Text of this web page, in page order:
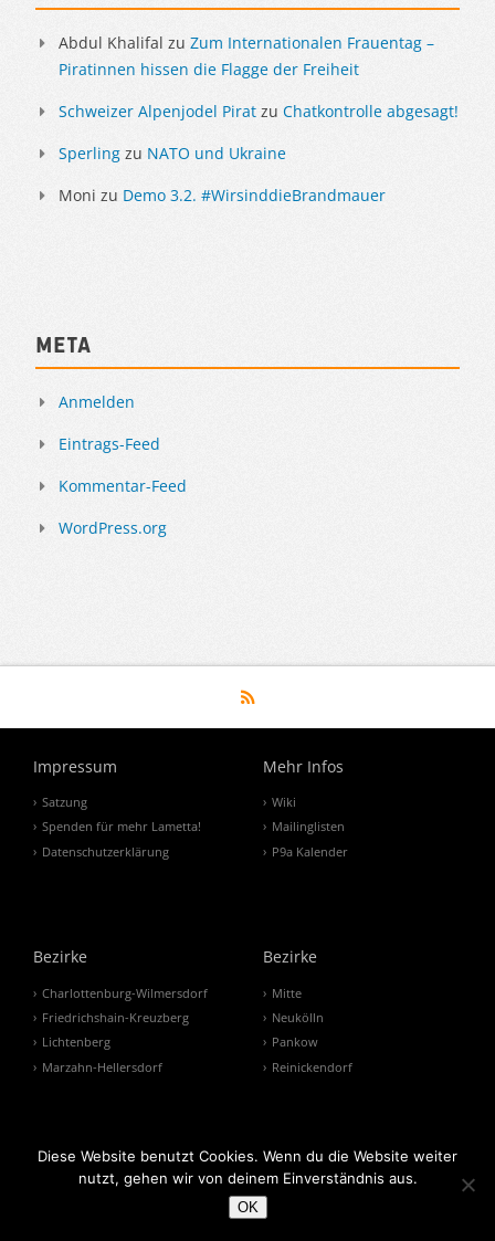
Abdul Khalifal zu Zum Internationalen Frauentag –
Piratinnen hissen die Flagge der Freiheit
Schweizer Alpenjodel Pirat zu Chatkontrolle abgesagt!
Sperling zu NATO und Ukraine
Moni zu Demo 3.2. #WirsinddieBrandmauer
Meta
Anmelden
Eintrags-Feed
Kommentar-Feed
WordPress.org
Impressum
Satzung
Spenden für mehr Lametta!
Datenschutzerklärung
Mehr Infos
Wiki
Mailinglisten
P9a Kalender
Bezirke
Charlottenburg-Wilmersdorf
Friedrichshain-Kreuzberg
Lichtenberg
Marzahn-Hellersdorf
Bezirke
Mitte
Neukölln
Pankow
Reinickendorf
Bezirke
Spandau
Diese Website benutzt Cookies. Wenn du die Website weiter
nutzt, gehen wir von deinem Einverständnis aus.
OK